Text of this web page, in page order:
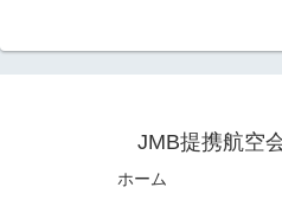
JMB提携航空
ホーム